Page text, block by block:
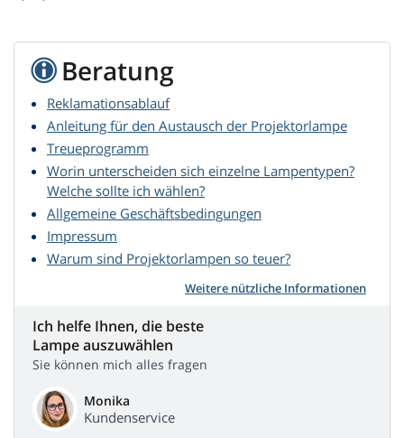
Beratung
Reklamationsablauf
Anleitung für den Austausch der Projektorlampe
Treueprogramm
Worin unterscheiden sich einzelne Lampentypen?
Welche sollte ich wählen?
Allgemeine Geschäftsbedingungen
Impressum
Warum sind Projektorlampen so teuer?
Weitere nützliche Informationen
Ich helfe Ihnen, die beste
Lampe auszuwählen
Sie können mich alles fragen
Monika
Kundenservice